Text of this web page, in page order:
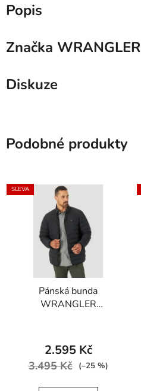
Popis
Značka WRANGLER
Diskuze
Podobné produkty
SLEVA
Pánská bunda
WRANGLER
2.595 Kč
3.495 Kč (–25 %)